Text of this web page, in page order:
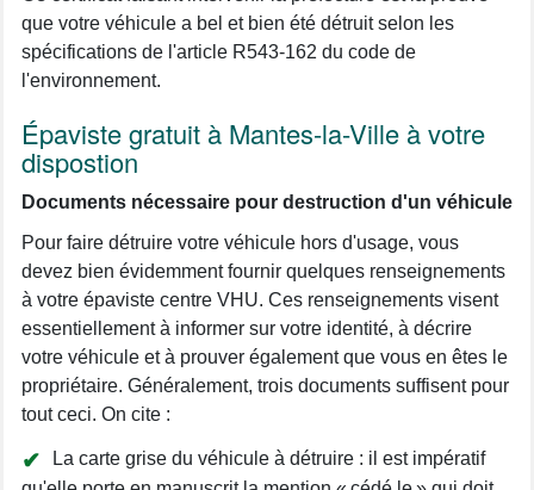
que votre véhicule a bel et bien été détruit selon les
spécifications de l'article R543-162 du code de
l'environnement.
Épaviste gratuit à Mantes-la-Ville à votre
dispostion
Documents nécessaire pour destruction d'un véhicule
Pour faire détruire votre véhicule hors d'usage, vous
devez bien évidemment fournir quelques renseignements
à votre épaviste centre VHU. Ces renseignements visent
essentiellement à informer sur votre identité, à décrire
votre véhicule et à prouver également que vous en êtes le
propriétaire. Généralement, trois documents suffisent pour
tout ceci. On cite :
La carte grise du véhicule à détruire : il est impératif